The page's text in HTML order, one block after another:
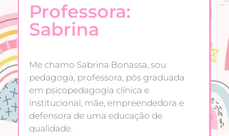
Professora:
Sabrina
Me chamo Sabrina Bonassa, sou
pedagoga, professora, pós graduada
em psicopedagogia clínica e
institucional, mãe, empreendedora e
defensora de uma educação de
qualidade.